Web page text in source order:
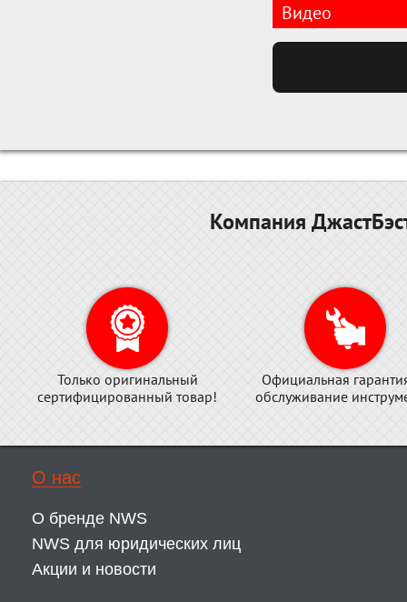
Видео
Компания
Только оригинальный
сертифицированный товар!
Официальная
обслуживание
О нас
О бренде NWS
NWS для юридических лиц
Акции и новости